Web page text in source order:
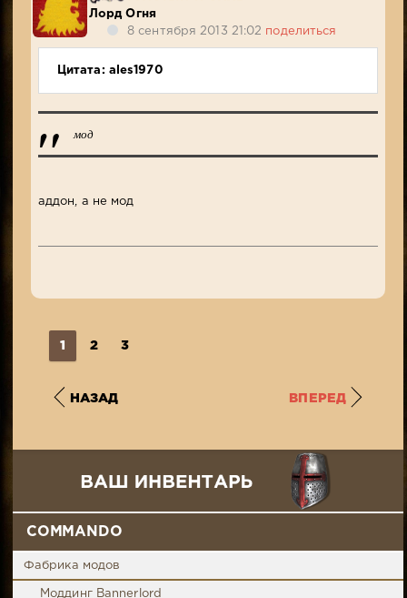
Лорд Огня
8 сентября 2013 21:02 поделиться
Цитата: ales1970
мод
аддон, а не мод
1 2 3
НАЗАД ВПЕРЕД
COMMANDO
Фабрика модов
Моддинг Bannerlord